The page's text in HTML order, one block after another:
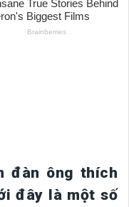
đàn ông thích
đây là một số